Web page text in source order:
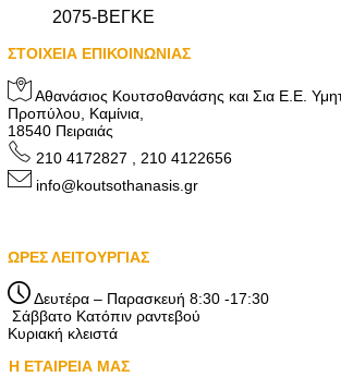
2075-ΒΕΓΚΕ
ΣΤΟΙΧΕΙΑ ΕΠΙΚΟΙΝΩΝΙΑΣ
Αθανάσιος Κουτσοθανάσης και Σια Ε.Ε.
Προπύλου, Καμίνια,
18540 Πειραιάς
210 4172827 , 210 4122656
info@koutsothanasis.gr
ΩΡΕΣ ΛΕΙΤΟΥΡΓΙΑΣ
Δευτέρα – Παρασκευή 8:30 -17:30
Σάββατο Κατόπιν ραντεβού
Κυριακή κλειστά
Η ΕΤΑΙΡΕΙΑ ΜΑΣ